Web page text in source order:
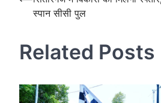
navigation
स्पान सीसी पुल
Related Posts